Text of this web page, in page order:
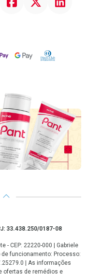
Google PayDiners Club
33.438.250/0187-08
- CEP: 22220-000 | Gabriele
de funcionamento: Processo:
| As informações
ofertas de remédios e